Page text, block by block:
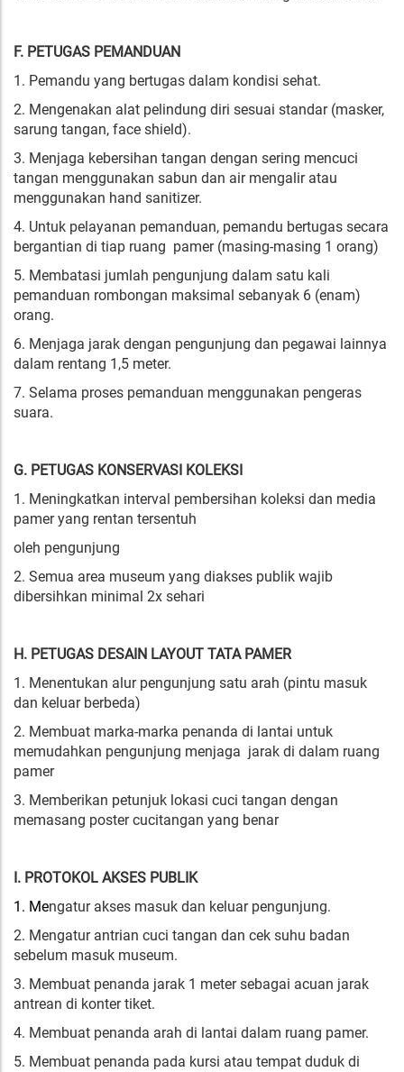
F. PETUGAS PEMANDUAN
1. Pemandu yang bertugas dalam kondisi sehat.
2. Mengenakan alat pelindung diri sesuai standar (masker,
sarung tangan, face shield).
3. Menjaga kebersihan tangan dengan sering mencuci
tangan menggunakan sabun dan air mengalir atau
menggunakan hand sanitizer.
4. Untuk pelayanan pemanduan, pemandu bertugas secara
bergantian di tiap ruang pamer (masing-masing 1 orang)
5. Membatasi jumlah pengunjung dalam satu kali
pemanduan rombongan maksimal sebanyak 6 (enam)
orang.
6. Menjaga jarak dengan pengunjung dan pegawai lainnya
dalam rentang 1,5 meter.
7. Selama proses pemanduan menggunakan pengeras
suara.
G. PETUGAS KONSERVASI KOLEKSI
1. Meningkatkan interval pembersihan koleksi dan media
pamer yang rentan tersentuh
oleh pengunjung
2. Semua area museum yang diakses publik wajib
dibersihkan minimal 2x sehari
H. PETUGAS DESAIN LAYOUT TATA PAMER
1. Menentukan alur pengunjung satu arah (pintu masuk
dan keluar berbeda)
2. Membuat marka-marka penanda di lantai untuk
memudahkan pengunjung menjaga jarak di dalam ruang
pamer
3. Memberikan petunjuk lokasi cuci tangan dengan
memasang poster cucitangan yang benar
I. PROTOKOL AKSES PUBLIK
1. Mengatur akses masuk dan keluar pengunjung.
2. Mengatur antrian cuci tangan dan cek suhu badan
sebelum masuk museum.
3. Membuat penanda jarak 1 meter sebagai acuan jarak
antrean di konter tiket.
4. Membuat penanda arah di lantai dalam ruang pamer.
5. Membuat penanda pada kursi atau tempat duduk di